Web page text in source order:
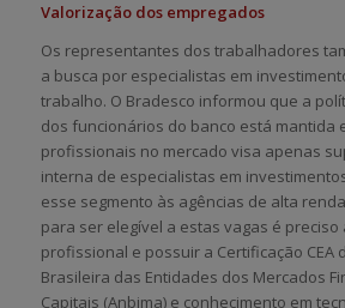
Valorização dos empregados
Os representantes dos trabalhadores
a busca por especialistas em
trabalho. O Bradesco informou que a
dos funcionários do banco está mantida
profissionais no mercado visa apenas
interna de especialistas em
esse segmento às agências de alta
para ser elegível a estas vagas é
profissional e possuir a Certificação CEA
Brasileira das Entidades dos Mercados
Capitais (Anbima) e conhecimento em